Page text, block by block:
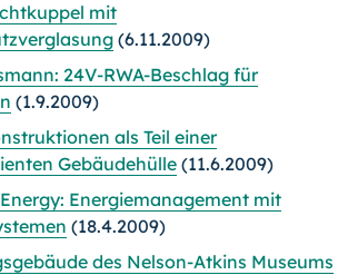
mit
(6.11.2009)
24V-RWA-Beschlag für
(1.9.2009)
als Teil einer
Gebäudehülle (11.6.2009)
Energiemanagement mit
(18.4.2009)
des Nelson-Atkins Museums